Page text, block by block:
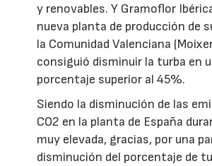
y renovables. Y Gramoflor
nueva planta de producción de
la Comunidad Valenciana
consiguió disminuir la turba en
porcentaje superior al 45%.
Siendo la disminución de las
CO2 en la planta de España
muy elevada, gracias, por una
disminución del porcentaje de